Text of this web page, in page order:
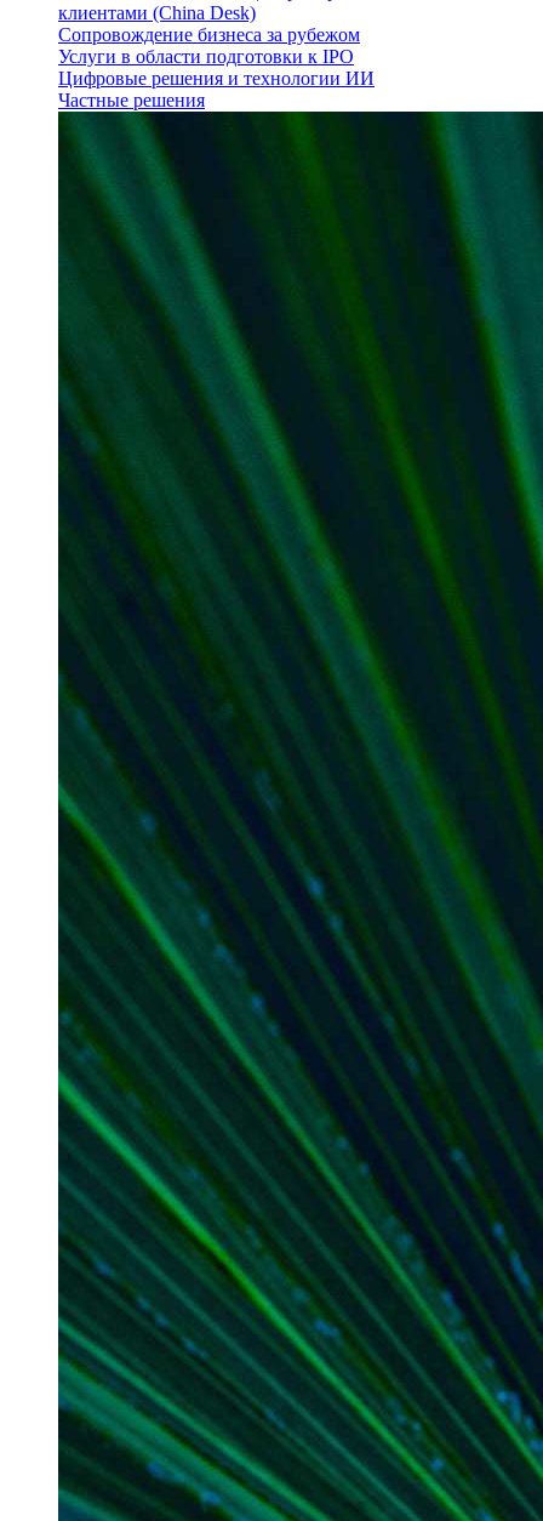
клиентами (China Desk)
Сопровождение бизнеса за рубежом
Услуги в области подготовки к IPO
Цифровые решения и технологии ИИ
Частные решения